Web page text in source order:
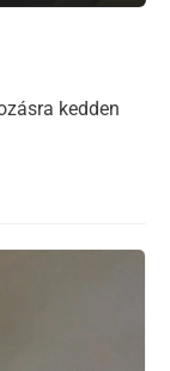
kedden